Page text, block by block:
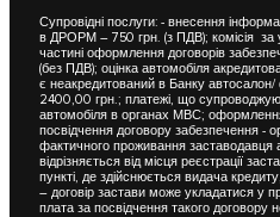
Супровідні послуги: - внесення
в ДРОРМ – 750 грн. (з ПДВ); комісія за
частині оформлення договорів
(без ПДВ); оцінка автомобіля
є неакредитований в Банку автосалон/
2400,00 грн.; платежі, що
автомобіля в органах МВС;
посвідчення договору забезпечення -
фактичного проживання
відрізняється від місця реєстрації
пункті, де здійснюється видача
– договір застави може укладатися у
плата за посвідчення такого договору